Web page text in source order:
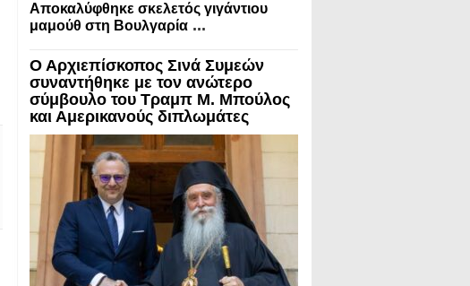
Αποκαλύφθηκε σκελετός γιγάντιου
μαμούθ στη Βουλγαρία ...
Ο Αρχιεπίσκοπος Σινά Συμεών
συναντήθηκε με τον ανώτερο
σύμβουλο του Τραμπ Μ. Μπούλος
και Αμερικανούς διπλωμάτες